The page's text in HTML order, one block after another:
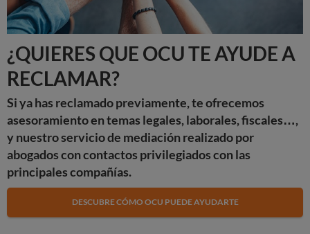
¿QUIERES QUE OCU TE AYUDE A
RECLAMAR?
Si ya has reclamado previamente, te ofrecemos
asesoramiento en temas legales, laborales, fiscales…,
y nuestro servicio de mediación realizado por
abogados con contactos privilegiados con las
principales compañías.
DESCUBRE CÓMO OCU PUEDE AYUDARTE